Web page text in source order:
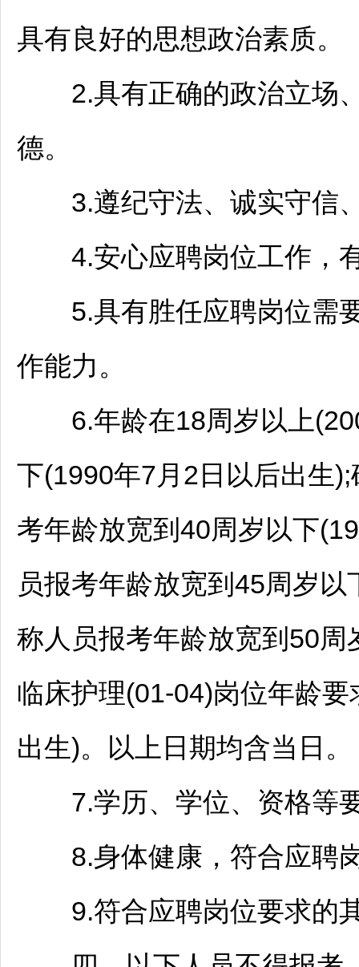
具有良好的思想政治素质。
2.具有正确的政治立场、
德。
3.遵纪守法、诚实守信
4.安心应聘岗位工作，
5.具有胜任应聘岗位需要
作能力。
6.年龄在18周岁以上
下(1990年7月2日以后出生
考年龄放宽到40周岁以下
员报考年龄放宽到45周岁
称人员报考年龄放宽到50
临床护理(01-04)岗位年龄
出生)。以上日期均含当日。
7.学历、学位、资格等
8.身体健康，符合应聘
9.符合应聘岗位要求的